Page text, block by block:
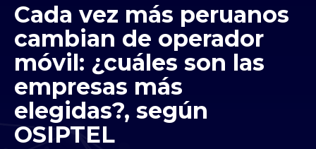
Cada vez más peruanos
cambian de operador
móvil: ¿cuáles son las
empresas más
elegidas?, según
OSIPTEL